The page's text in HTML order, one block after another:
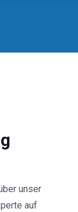
unser
auf